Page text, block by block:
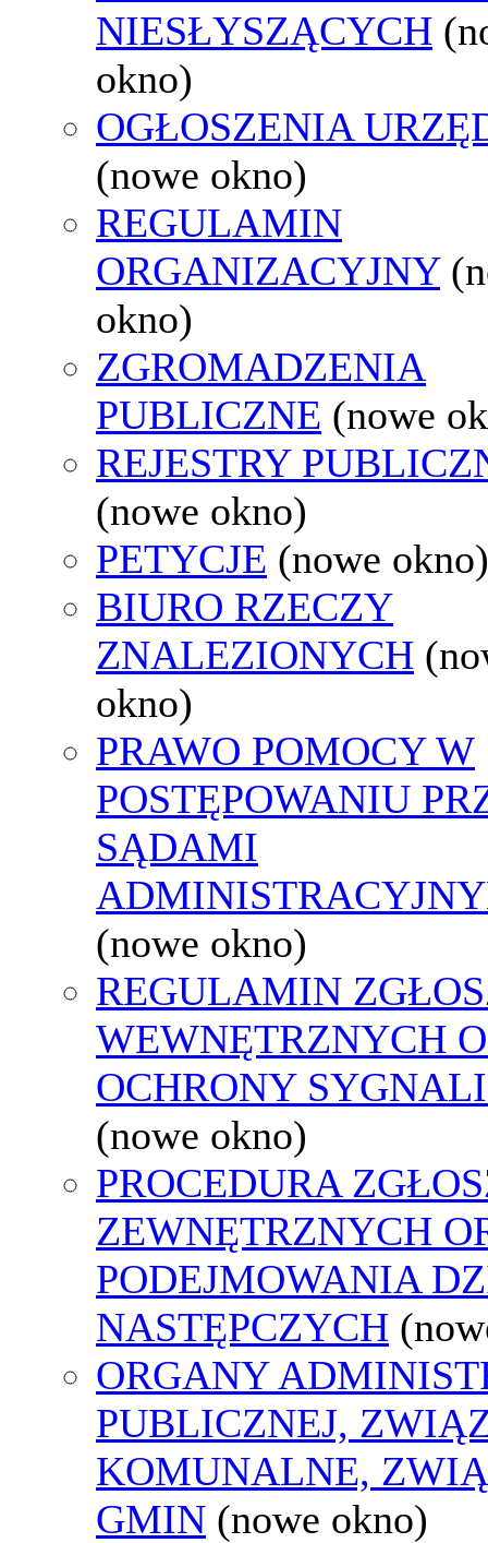
NIESŁYSZĄCYCH
okno)
OGŁOSZENIA
(nowe okno)
REGULAMIN
ORGANIZACYJNY
okno)
ZGROMADZENIA
PUBLICZNE (nowe
REJESTRY
(nowe okno)
PETYCJE (nowe okno)
BIURO RZECZY
ZNALEZIONYCH
okno)
PRAWO POMOCY W
POSTĘPOWANIU
SĄDAMI
(nowe okno)
REGULAMIN
WEWNĘTRZNYCH
OCHRONY
(nowe okno)
PROCEDURA
ZEWNĘTRZNYCH
PODEJMOWANIA
NASTĘPCZYCH
ORGANY
PUBLICZNEJ,
KOMUNALNE,
GMIN (nowe okno)